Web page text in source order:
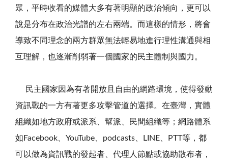
眾，平時收看的媒體大多有著明顯的政治傾向，更可以
說是分布在政治光譜的左右兩端。而這樣的情形，將會
導致不同理念的兩方群眾無法輕易地進行理性溝通與相
互理解，也逐漸削弱著一個國家的民主體制與國力。
民主國家因為有著開放且自由的網路環境，使得發動
資訊戰的一方有著更多攻擊管道的選擇。在臺灣，實體
組織如地方政府或派系、幫派、民間組織等；網路體系
如Facebook、YouTube、podcasts、LINE、PTT等，都
可以做為資訊戰的發起者、代理人節點或協助散布者，